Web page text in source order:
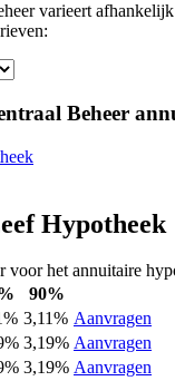
varieert
even:
Beheer
Hypotheek
voor het annuitaire
90%
3,11% Aanvragen
3,19% Aanvragen
3,19% Aanvragen